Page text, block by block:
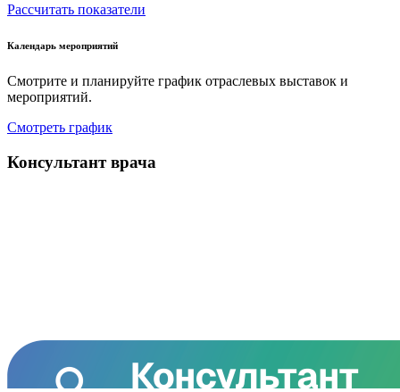
Рассчитать показатели
Календарь мероприятий
Смотрите и планируйте график отраслевых выставок и
мероприятий.
Смотреть график
Консультант врача